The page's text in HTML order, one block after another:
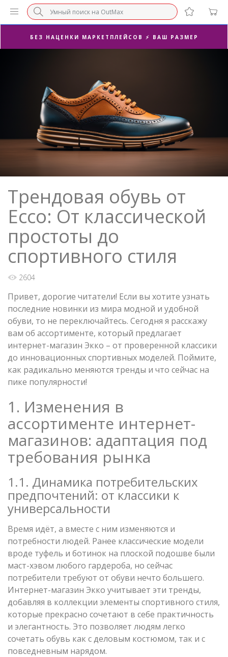
СУПЕРАКЦИЯ 🔥 2-Я ПАРА -50%
БЕЗ НАЦЕНКИ МАРКЕТПЛЕЙСОВ ⚡ ВАШ РАЗМЕР
ПОСЛЕДНИЕ РАЗМЕРЫ ОТ 1500₽⚡️
СУПЕРАКЦИЯ 🔥 2-Я ПАРА -50%
Трендовая обувь от
Ecco: От классической
простоты до
спортивного стиля
2604
Привет, дорогие читатели! Если вы хотите узнать
последние новинки из мира модной и удобной
обуви, то не переключайтесь. Сегодня я расскажу
вам об ассортименте, который предлагает
интернет-магазин Экко – от проверенной классики
до инновационных спортивных моделей. Поймите,
как радикально меняются тренды и что сейчас на
пике популярности!
1. Изменения в
ассортименте интернет-
магазинов: адаптация под
требования рынка
1.1. Динамика потребительских
предпочтений: от классики к
универсальности
Время идёт, а вместе с ним изменяются и
потребности людей. Ранее классические модели
вроде туфель и ботинок на плоской подошве были
маст-хэвом любого гардероба, но сейчас
потребители требуют от обуви нечто большего.
Интернет-магазин Экко учитывает эти тренды,
добавляя в коллекции элементы спортивного стиля,
которые прекрасно сочетают в себе практичность
и элегантность. Это позволяет людям легко
сочетать обувь как с деловым костюмом, так и с
повседневным нарядом.